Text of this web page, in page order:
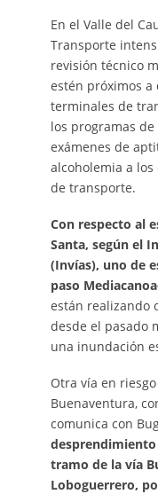
En el Valle del
Transporte
revisión técnico
estén próximos a
terminales de
los programas
exámenes de
alcoholemia a
de transporte.
Con respecto al
Santa, según el
(Invías), uno de
paso
están realizando
desde el pasado
una inundación
Otra vía en
Buenaventura,
comunica con
desprendimiento
tramo de la vía
Loboguerrero,